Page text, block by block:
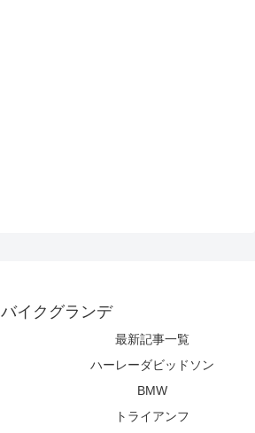
バイクグランデ
最新記事一覧
ハーレーダビッドソン
BMW
トライアンフ